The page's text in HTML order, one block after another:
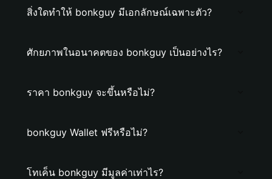
สิ่งใดทำให้ bonkguy มีเอกลักษณ์เฉพาะตัว?
ศักยภาพในอนาคตของ bonkguy เป็นอย่างไร?
ราคา bonkguy จะขึ้นหรือไม่?
bonkguy Wallet ฟรีหรือไม่?
โทเค็น bonkguy มีมูลค่าเท่าไร?